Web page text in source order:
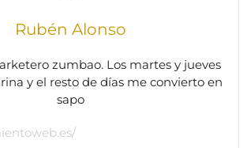
Rubén Alonso
zumbao. Los martes y jueves
y el resto de días me convierto en
sapo